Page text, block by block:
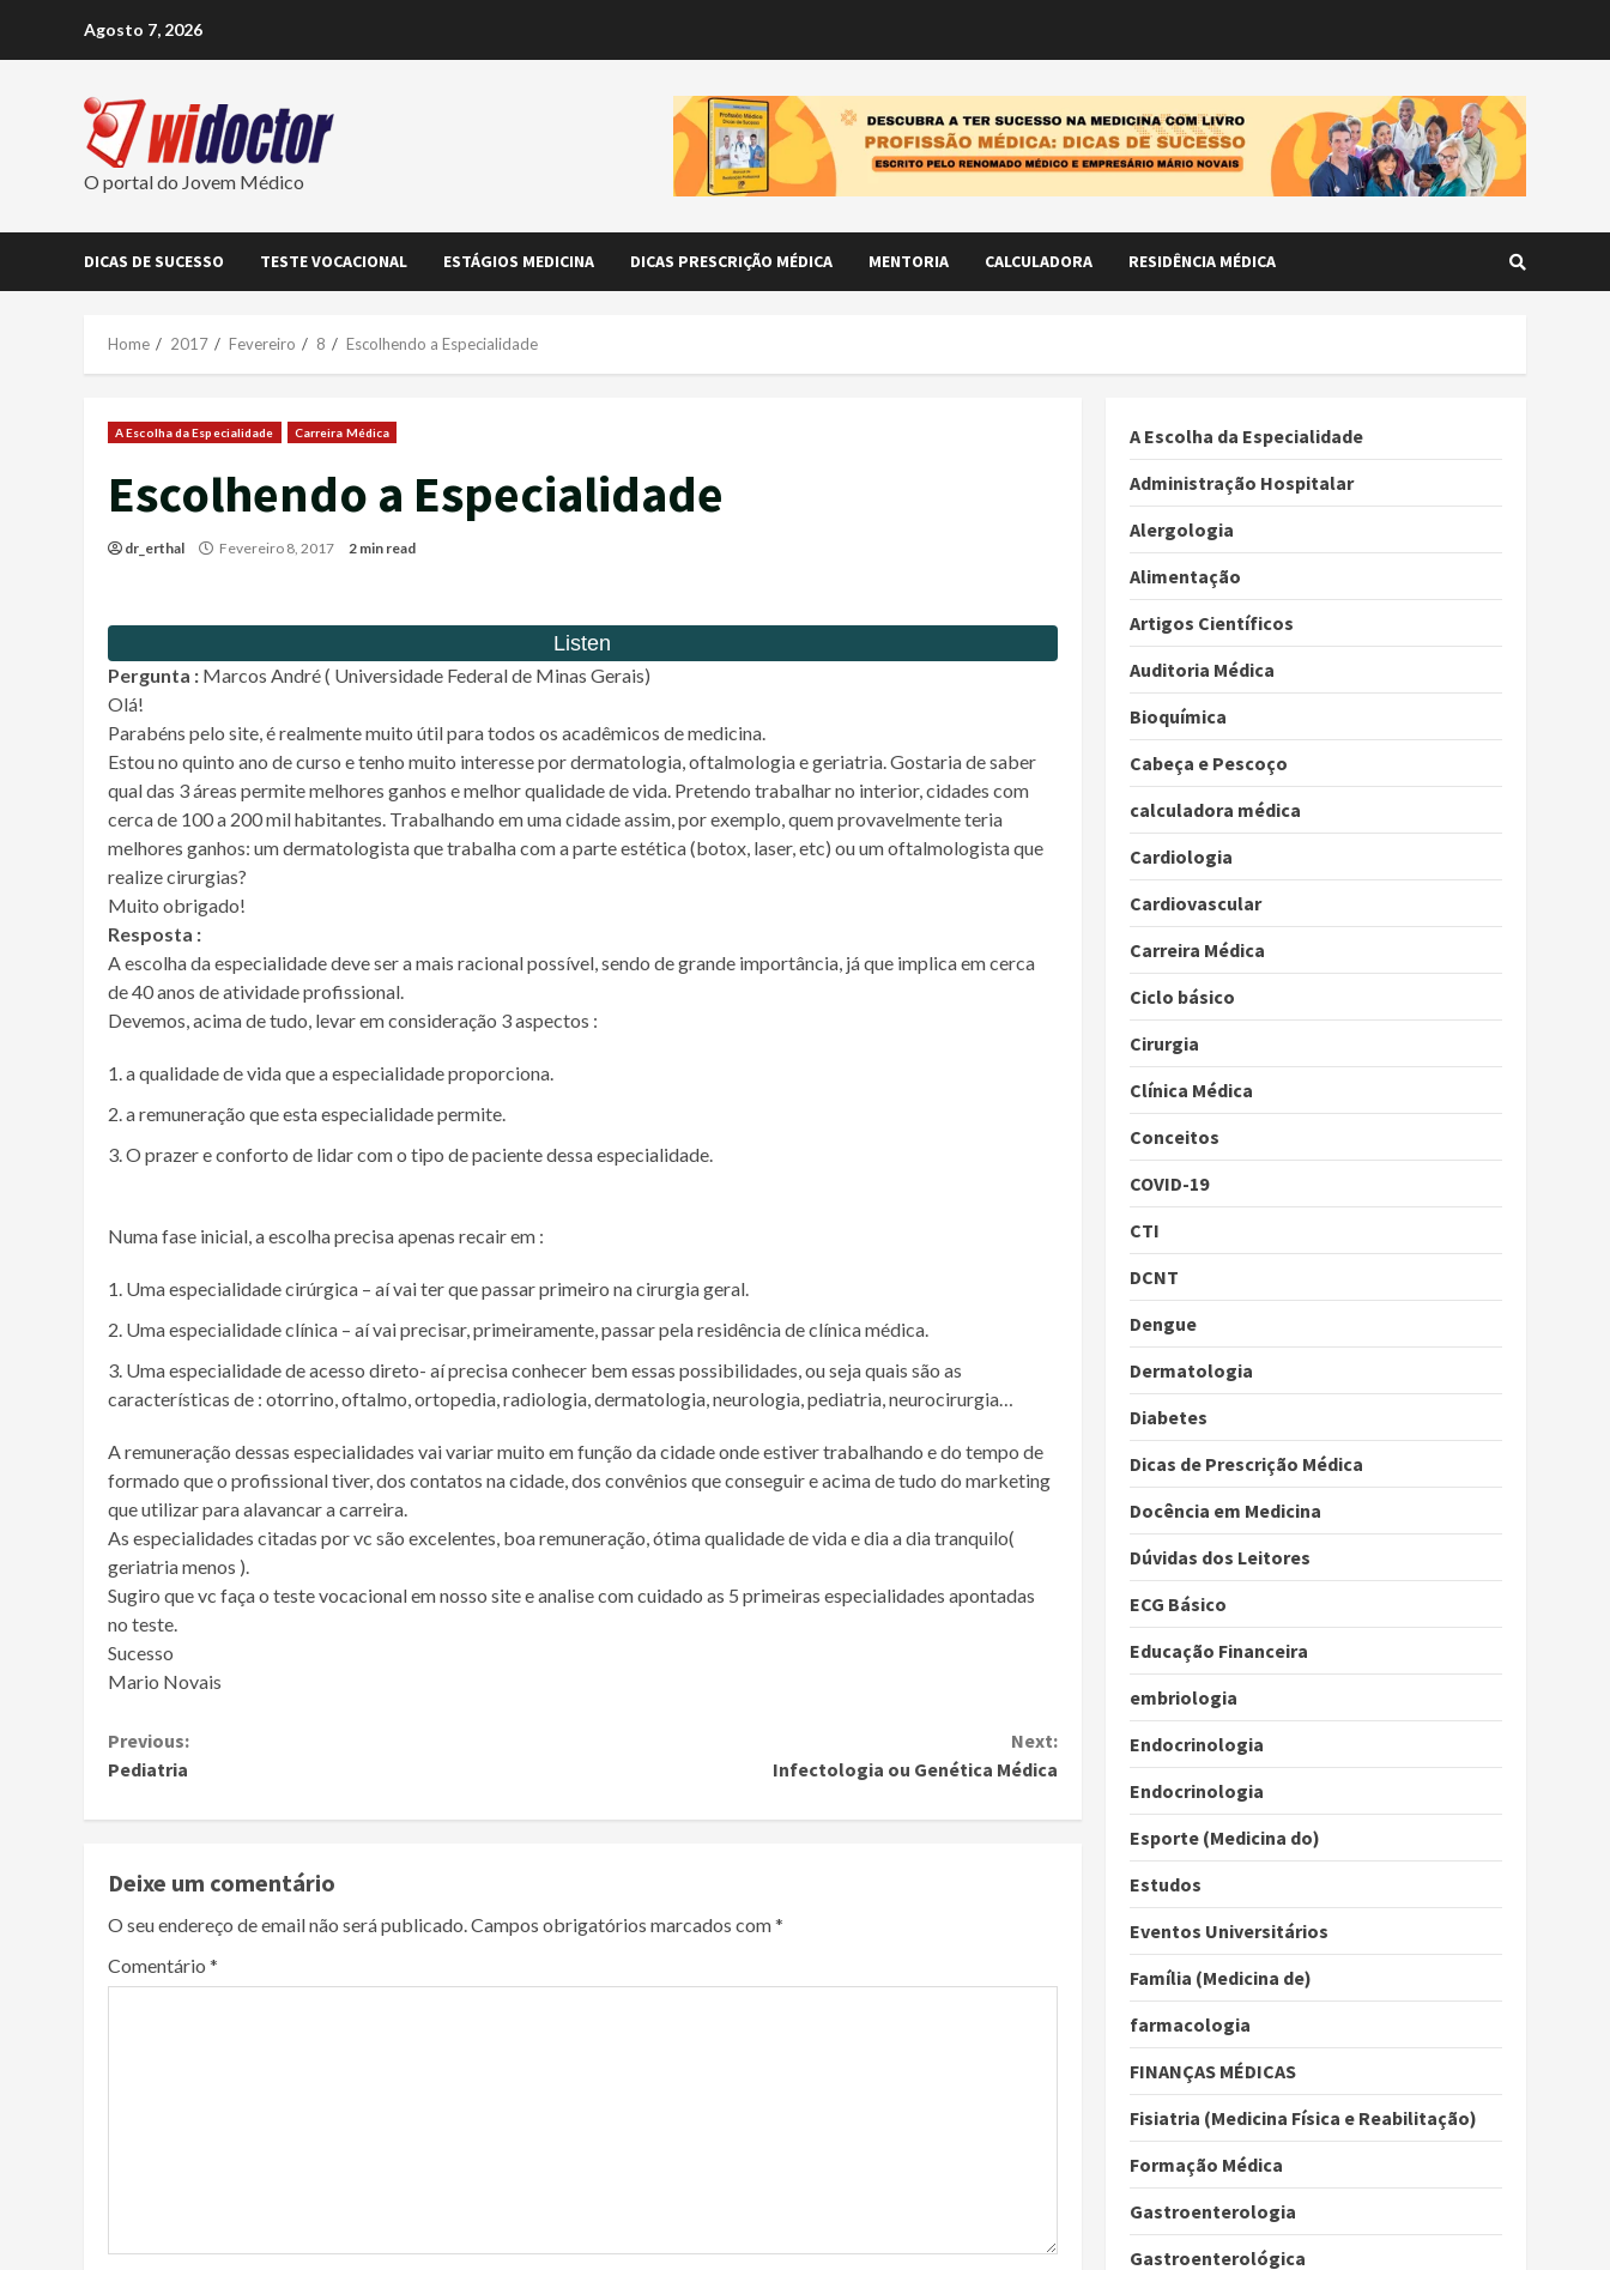
Agosto 7, 2026
O portal do Jovem Médico
DICAS DE SUCESSO TESTE VOCACIONAL ESTÁGIOS MEDICINA DICAS PRESCRIÇÃO MÉDICA MENTORIA CALCULADORA RESIDÊNCIA MÉDICA
Home 2017 Fevereiro 8 Escolhendo a Especialidade
A Escolha da Especialidade Carreira Médica
Escolhendo a Especialidade
dr_erthal Fevereiro 8, 2017 2 min read
Pergunta : Marcos André ( Universidade Federal de Minas Gerais)
Olá!
Parabéns pelo site, é realmente muito útil para todos os acadêmicos de medicina.
Estou no quinto ano de curso e tenho muito interesse por dermatologia, oftalmologia e geriatria. Gostaria de saber
qual das 3 áreas permite melhores ganhos e melhor qualidade de vida. Pretendo trabalhar no interior, cidades com
cerca de 100 a 200 mil habitantes. Trabalhando em uma cidade assim, por exemplo, quem provavelmente teria
melhores ganhos: um dermatologista que trabalha com a parte estética (botox, laser, etc) ou um oftalmologista que
realize cirurgias?
Muito obrigado!
Resposta :
A escolha da especialidade deve ser a mais racional possível, sendo de grande importância, já que implica em cerca
de 40 anos de atividade profissional.
Devemos, acima de tudo, levar em consideração 3 aspectos :
a qualidade de vida que a especialidade proporciona.
a remuneração que esta especialidade permite.
O prazer e conforto de lidar com o tipo de paciente dessa especialidade.
Numa fase inicial, a escolha precisa apenas recair em :
Uma especialidade cirúrgica – aí vai ter que passar primeiro na cirurgia geral.
Uma especialidade clínica – aí vai precisar, primeiramente, passar pela residência de clínica médica.
Uma especialidade de acesso direto- aí precisa conhecer bem essas possibilidades, ou seja quais são as
características de : otorrino, oftalmo, ortopedia, radiologia, dermatologia, neurologia, pediatria, neurocirurgia…
A remuneração dessas especialidades vai variar muito em função da cidade onde estiver trabalhando e do tempo de
formado que o profissional tiver, dos contatos na cidade, dos convênios que conseguir e acima de tudo do marketing
que utilizar para alavancar a carreira.
As especialidades citadas por vc são excelentes, boa remuneração, ótima qualidade de vida e dia a dia tranquilo(
geriatria menos ).
Sugiro que vc faça o teste vocacional em nosso site e analise com cuidado as 5 primeiras especialidades apontadas
no teste.
Sucesso
Mario Novais
Continue
Previous:
Pediatria
Next:
Infectologia ou Genética Médica
Deixe um comentário
O seu endereço de email não será publicado.Campos obrigatórios marcados com*
Comentário *
A Escolha da Especialidade
Administração Hospitalar
Alergologia
Alimentação
Artigos Científicos
Auditoria Médica
Bioquímica
Cabeça e Pescoço
calculadora médica
Cardiologia
Cardiovascular
Carreira Médica
Ciclo básico
Cirurgia
Clínica Médica
Conceitos
COVID-19
CTI
DCNT
Dengue
Dermatologia
Diabetes
Dicas de Prescrição Médica
Docência em Medicina
Dúvidas dos Leitores
ECG Básico
Educação Financeira
embriologia
Endocrinologia
Endocrinologia
Esporte (Medicina do)
Estudos
Eventos Universitários
Família (Medicina de)
farmacologia
FINANÇAS MÉDICAS
Fisiatria (Medicina Física e Reabilitação)
Formação Médica
Gastroenterologia
Gastroenterológica